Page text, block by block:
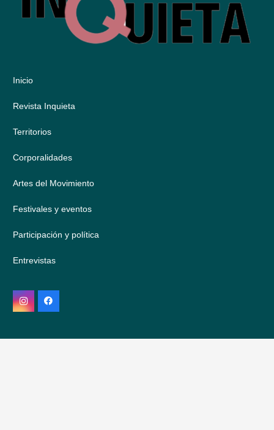
Inicio
Revista Inquieta
Territorios
Corporalidades
Artes del Movimiento
Festivales y eventos
Participación y política
Entrevistas